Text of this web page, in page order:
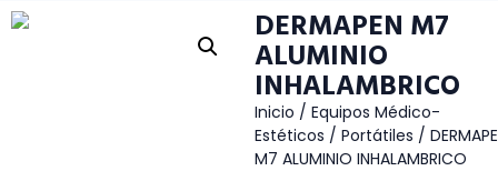
DERMAPEN M7
ALUMINIO
INHALAMBRICO
Inicio / Equipos Médico-
Estéticos / Portátiles /
M7 ALUMINIO INHALAMBRICO